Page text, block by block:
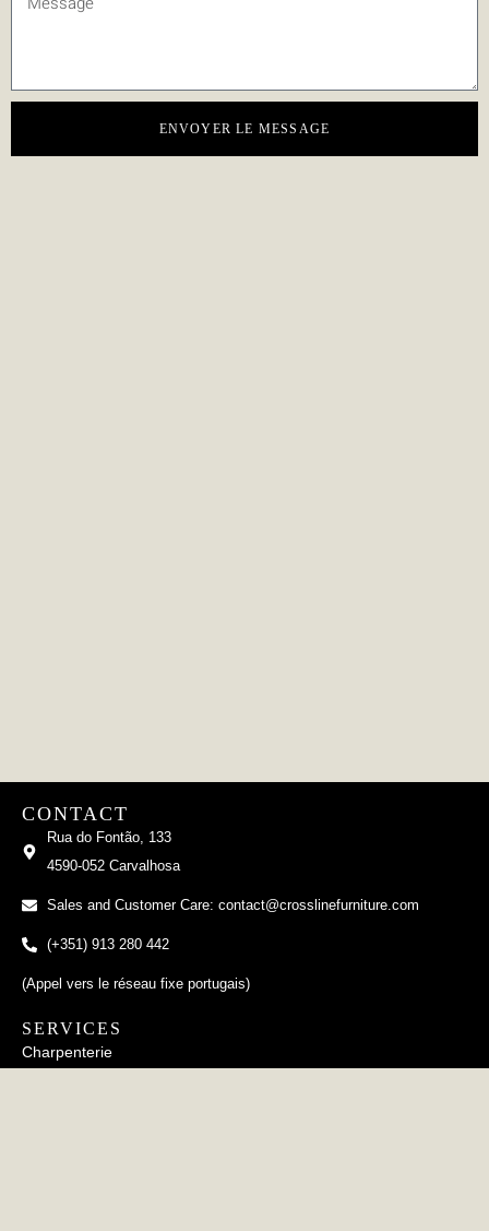
ENVOYER LE MESSAGE
CONTACT
Rua do Fontão, 133
4590-052 Carvalhosa
Sales and Customer Care: contact@crosslinefurniture.com
(+351) 913 280 442
(Appel vers le réseau fixe portugais)
SERVICES
Charpenterie